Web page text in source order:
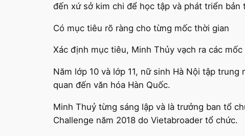
đến xứ sở kim chi để học tập và phát triển bản
Có mục tiêu rõ ràng cho từng mốc thời gian
Xác định mục tiêu, Minh Thủy vạch ra các
Năm lớp 10 và lớp 11, nữ sinh Hà Nội tập
quan đến văn hóa Hàn Quốc.
Minh Thuỷ từng sáng lập và là trưởng ban tổ
Challenge năm 2018 do Vietabroader tổ chức.